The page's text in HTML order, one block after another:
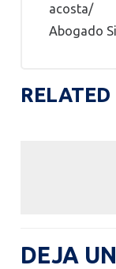
acosta/
Abogado
RELATED
DEJA